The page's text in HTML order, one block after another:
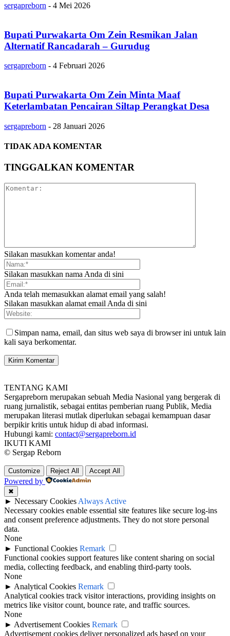
sergapreborn - 4 Mei 2026
Bupati Purwakarta Om Zein Resmikan Jalan
Alternatif Rancadarah – Gurudug
sergapreborn - 4 Februari 2026
Bupati Purwakarta Om Zein Minta Maaf
Keterlambatan Pencairan Siltap Perangkat Desa
sergapreborn - 28 Januari 2026
TIDAK ADA KOMENTAR
TINGGALKAN KOMENTAR
Silakan masukkan komentar anda!
Silakan masukkan nama Anda di sini
Anda telah memasukkan alamat email yang salah!
Silakan masukkan alamat email Anda di sini
Simpan nama, email, dan situs web saya di browser ini untuk lain
kali saya berkomentar.
TENTANG KAMI
Sergapreborn merupakan sebuah Media Nasional yang bergerak di
ruang jurnalistik, sebagai entitas pemberian ruang Publik, Media
merupakan literasi mutlak diperlukan sebagai kemampuan dasar
berpikir kritis untuk hidup di abad informasi.
Hubungi kami: contact@sergapreborn.id
IKUTI KAMI
© Sergap Reborn
Customize Reject All Accept All
Powered by
✖
► Necessary Cookies Always Active
Necessary cookies enable essential site features like secure log-ins
and consent preference adjustments. They do not store personal
data.
None
► Functional Cookies Remark
Functional cookies support features like content sharing on social
media, collecting feedback, and enabling third-party tools.
None
► Analytical Cookies Remark
Analytical cookies track visitor interactions, providing insights on
metrics like visitor count, bounce rate, and traffic sources.
None
► Advertisement Cookies Remark
Advertisement cookies deliver personalized ads based on your